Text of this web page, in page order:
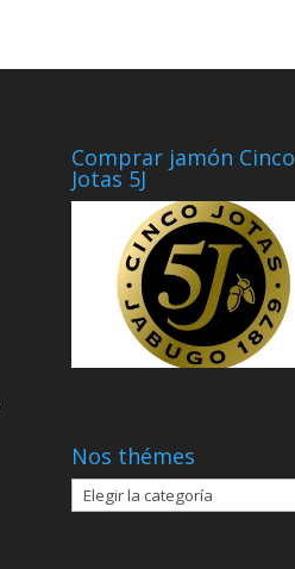
Comprar jamón Cinco
Jotas 5J
Nos thémes
Nos
thémes